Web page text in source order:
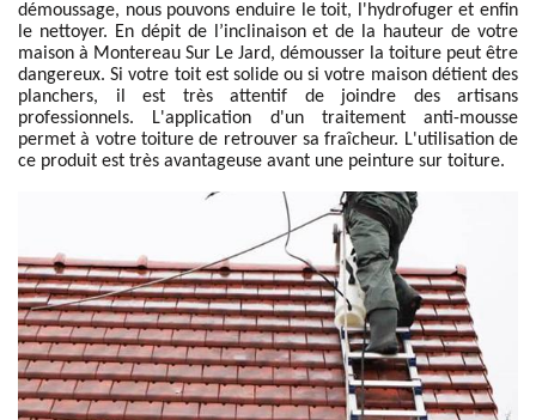
démoussage, nous pouvons enduire le toit, l'hydrofuger et enfin
le nettoyer. En dépit de l’inclinaison et de la hauteur de votre
maison à Montereau Sur Le Jard, démousser la toiture peut être
dangereux. Si votre toit est solide ou si votre maison détient des
planchers, il est très attentif de joindre des artisans
professionnels. L'application d'un traitement anti-mousse
permet à votre toiture de retrouver sa fraîcheur. L'utilisation de
ce produit est très avantageuse avant une peinture sur toiture.